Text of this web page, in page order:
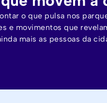
o que pulsa nos
e movimentos que
mais as pessoas da